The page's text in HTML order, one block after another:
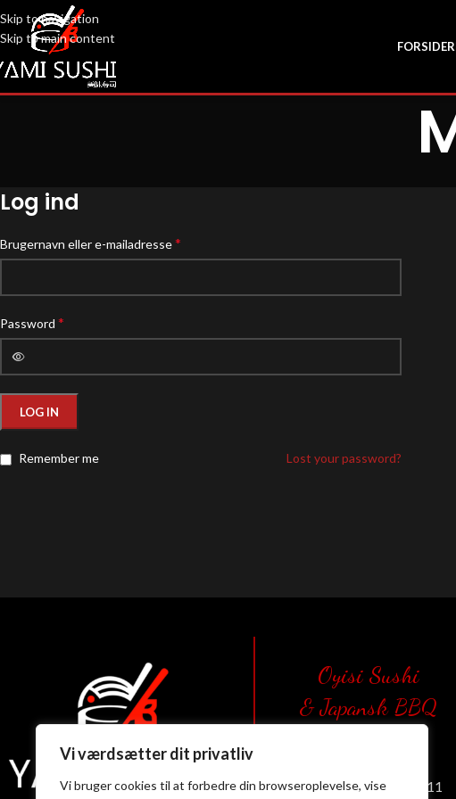
Vi værdsætter dit privatliv
Vi bruger cookies til at forbedre din browseroplevelse, vise
Skip to navigation
Skip to main content
FORSIDE
Log ind
Brugernavn eller e-mailadresse*
Password *
LOG IN
Lost your password?
Remember me
Oyisi Sushi
& Japansk BBQ
Alexander Foss Gade 11